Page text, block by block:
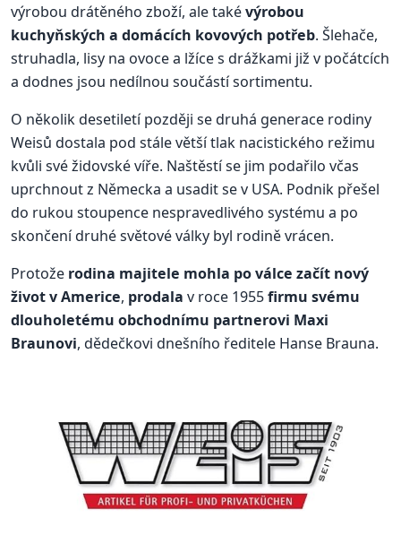
výrobou drátěného zboží, ale takévýrobou
kuchyňských a domácích kovových potřeb. Šlehače,
struhadla, lisy na ovoce a lžíce s drážkami již v počátcích
a dodnes jsou nedílnou součástí sortimentu.
O několik desetiletí později se druhá generace rodiny
Weisů dostala pod stále větší tlak nacistického režimu
kvůli své židovské víře. Naštěstí se jim podařilo včas
uprchnout z Německa a usadit se v USA. Podnik přešel
do rukou stoupence nespravedlivého systému a po
skončení druhé světové války byl rodině vrácen.
Protože rodina majitele mohla po válce začít nový
život v Americe, prodala v roce 1955firmu svému
dlouholetému obchodnímu partnerovi Maxi
Braunovi, dědečkovi dnešního ředitele Hanse Brauna.